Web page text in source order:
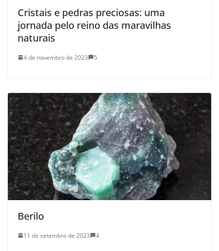
Cristais e pedras preciosas: uma
jornada pelo reino das maravilhas
naturais
4 de novembro de 2023 5
Berilo
11 de setembro de 2023 4